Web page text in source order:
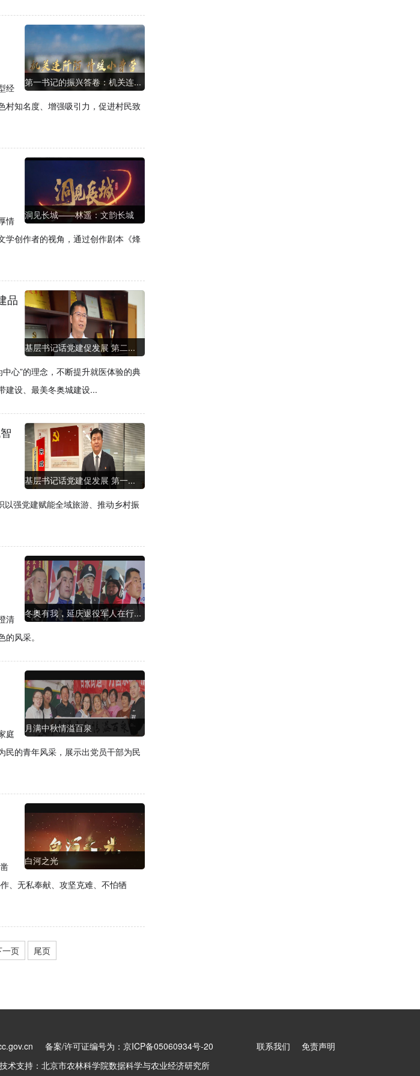
第一书记的振兴答卷：机关连...
经
村知名度、增强吸引力，促进村民致
洞见长城——林遥：文韵长城
情
学创作者的视角，通过创作剧本《烽
基层书记话党建促发展 第二...
品
心”的理念，不断提升就医体验的典
建设、最美冬奥城建设...
基层书记话党建促发展 第一...
以强党建赋能全域旅游、推动乡村振
冬奥有我，延庆退役军人在行...
清
风采。
月满中秋情溢百泉
庭
民的青年风采，展示出党员干部为民
白河之光
、无私奉献、攻坚克难、不怕牺
一页
尾页
备案/许可证编号为：京ICP备05060934号-20
支持：北京市农林科学院数据科学与农业经济研究所
联系我们 免责声明